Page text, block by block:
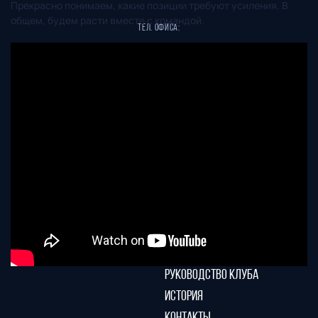
Прекрасно понимаем, какие позиции требуют усиления. В
общем, будем расти вместе с командой.
Тел. офиса:
СТАРЫЙ САЙТ
КЛУБ
РУКОВОДСТВО КЛУБА
ИСТОРИЯ